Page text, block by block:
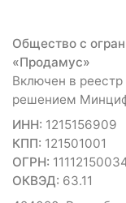
Общество с
«Продамус»
Включен в
решением
ИНН: 1215156909
КПП: 121501001
ОГРН:
ОКВЭД: 63.11